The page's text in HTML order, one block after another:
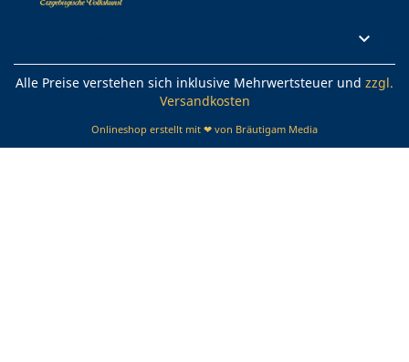

Alle Preise verstehen sich inklusive Mehrwertsteuer und zzgl.
Versandkosten
Onlineshop erstellt mit ❤ von Bräutigam Media